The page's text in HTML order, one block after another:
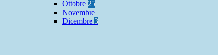
Ottobre 25
Novembre
Dicembre 3